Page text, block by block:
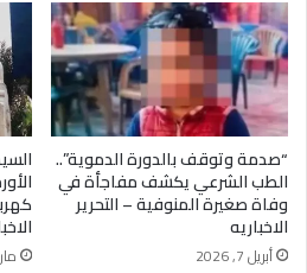
“صدمة وتوقف بالدورة الدموية”..
الطب الشرعي يكشف مفاجأة في
وفاة صغيرة المنوفية – التحرير
الاخباريه
أبريل 7, 2026